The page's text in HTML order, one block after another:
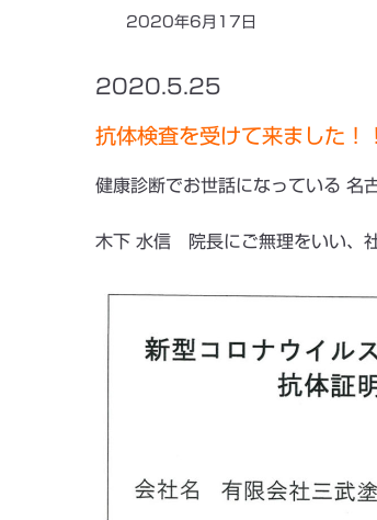
2020年6月17日
2020.5.25
抗体検査を受けて来ました！！
健康診断でお世話になっている 名
木下 水信 院長にご無理をいい、